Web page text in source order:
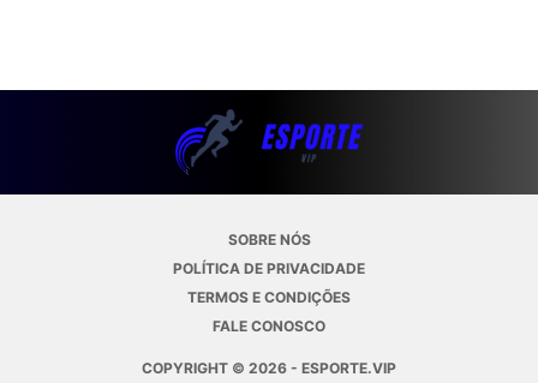
SOBRE NÓS
POLÍTICA DE PRIVACIDADE
TERMOS E CONDIÇÕES
FALE CONOSCO
COPYRIGHT © 2026 - ESPORTE.VIP